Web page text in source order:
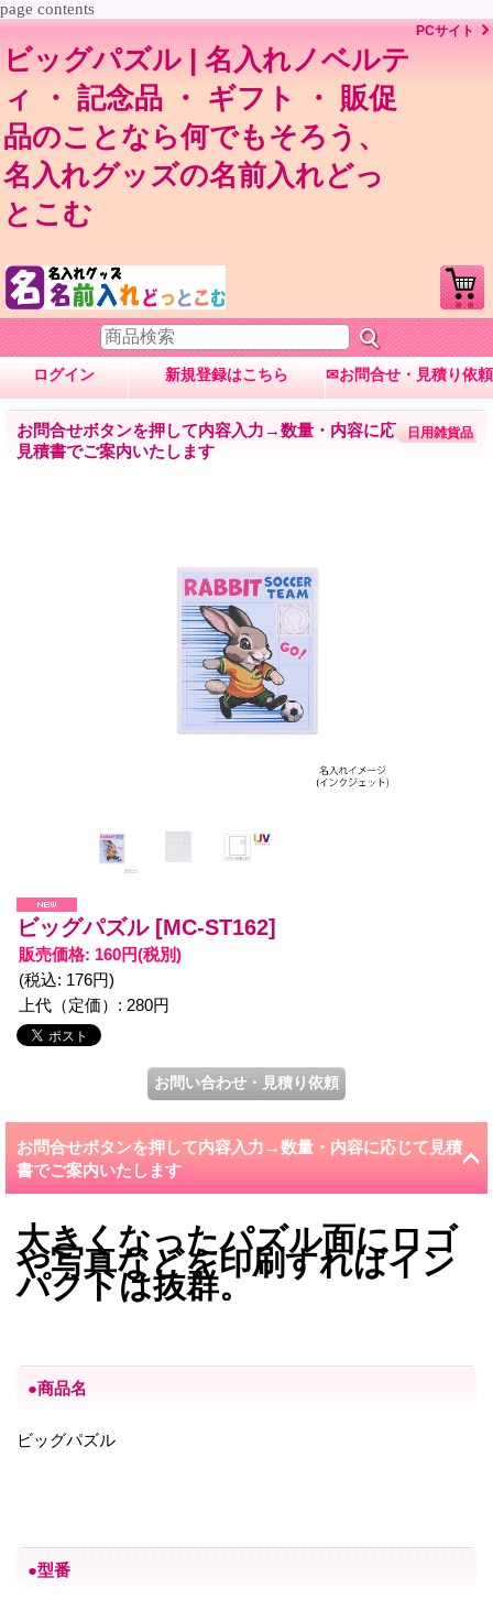
page contents
ビッグパズル | 名入れノベルテ
ィ ・ 記念品 ・ ギフト ・ 販促
品のことなら何でもそろう、
名入れグッズの名前入れどっ
とこむ
PCサイト
ログイン 新規登録はこちら ✉お問合せ・見積り依頼
お問合せボタンを押して内容入力→数量・内容に応じて
見積書でご案内いたします
日用雑貨品
ビッグパズル [MC-ST162]
販売価格: 160円(税別)
(税込: 176円)
上代（定価） : 280円
お問合せボタンを押して内容入力→数量・内容に応じて見積
書でご案内いたします
大きくなったパズル面にロゴ
や写真などを印刷すればイン
パクトは抜群。
●商品名
ビッグパズル
●型番